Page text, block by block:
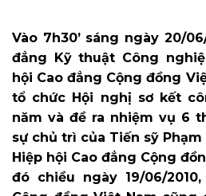
Vào 7h30’ sáng ngày 20/
đẳng Kỹ thuật Công
hội Cao đẳng Cộng đồng
tổ chức Hội nghị sơ kết
năm và đề ra nhiệm vụ 6
sự chủ trì của Tiến sỹ
Hiệp hội Cao đẳng Cộng
đó chiều ngày 19/06/